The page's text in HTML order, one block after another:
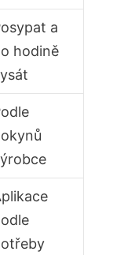
a
hodině